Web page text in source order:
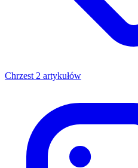
Chrzest 2 artykułów